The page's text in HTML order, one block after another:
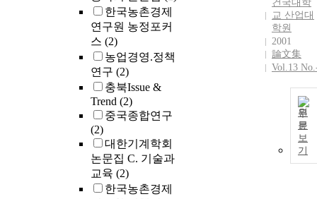
한국농촌경제
연구원 농정포커
스 (2)
농업경영.정책
연구 (2)
충북Issue &
Trend (2)
중국종합연구
(2)
대한기계학회
논문집 C. 기술과
교육 (2)
한국농촌경제
건국대학
교 산업대
학원
2001
論文集
Vol.13
원
문
보
기